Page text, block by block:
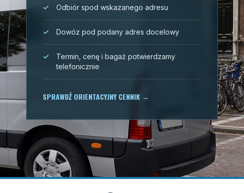
Odbiór spod wskazanego adresu
Dowóz pod podany adres docelowy
Termin, cenę i bagaż potwierdzamy
telefonicznie
SPRAWDŹ ORIENTACYJNY CENNIK →